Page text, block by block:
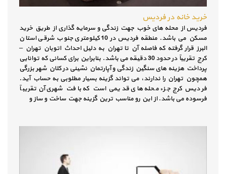
خرید خانه در فردیس
فردیس از محله های خوب جهت زندگی و سرمایه گذاری از طریق خرید
مسکن می باشد. منطقه فردیس در 10 کیلومتری جنوب شرقی استان
البرز قرار گرفته که فاصله آن تا تهران به دلیل احداث اتوبان تهران –
کرج تقریباً در حدود 30 دقیقه می باشد. بنابراین برای کسانی که توانایی
پرداخت هزینه های سنگین زندگی و آپارتمان نشینی در کلان شهر بزرگی
همچون تهران را ندارند، می تواند گزینه بسیار مطلوبی به حساب آید.
فردیس کرج جزء محله های قدیمی است که بافت شهری آن تقریباً
فرسوده می باشد. از این رو مناسب ترین گزینه جهت ساخت و ساز و